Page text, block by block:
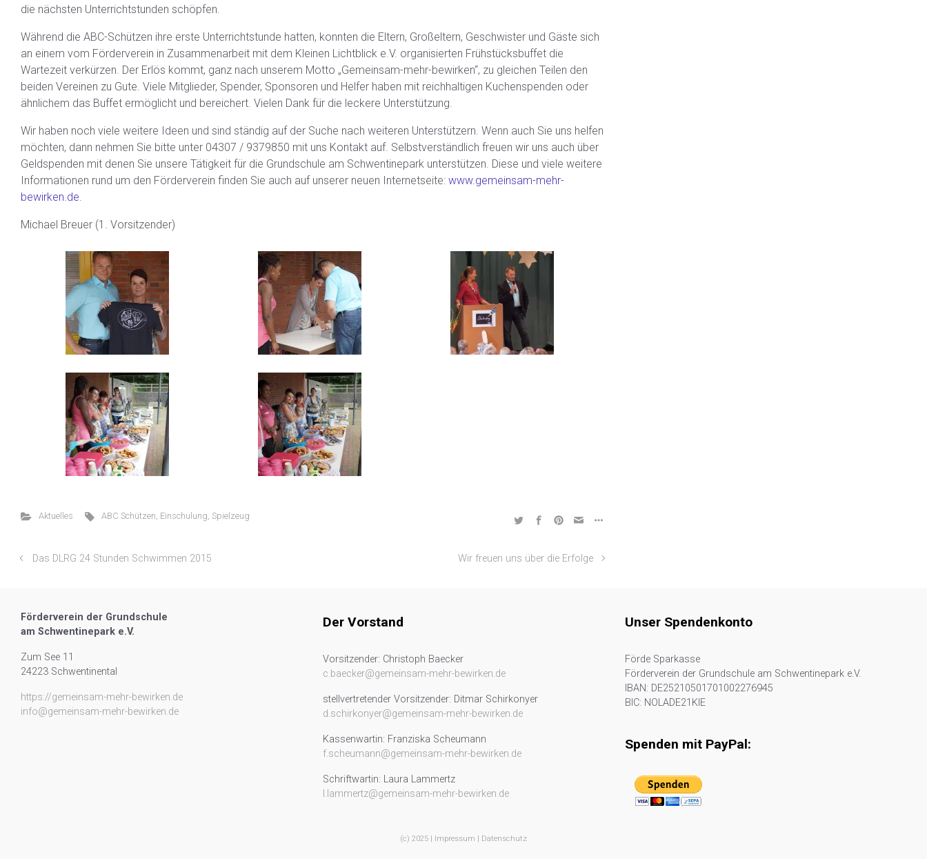
die nächsten Unterrichtstunden schöpfen.
Während die ABC-Schützen ihre erste Unterrichtstunde hatten, konnten die Eltern, Großeltern, Geschwister und Gäste sich
an einem vom Förderverein in Zusammenarbeit mit dem Kleinen Lichtblick e.V. organisierten Frühstücksbuffet die
Wartezeit verkürzen. Der Erlös kommt, ganz nach unserem Motto „Gemeinsam-mehr-bewirken“, zu gleichen Teilen den
beiden Vereinen zu Gute. Viele Mitglieder, Spender, Sponsoren und Helfer haben mit reichhaltigen Kuchenspenden oder
ähnlichem das Buffet ermöglicht und bereichert. Vielen Dank für die leckere Unterstützung.
Wir haben noch viele weitere Ideen und sind ständig auf der Suche nach weiteren Unterstützern. Wenn auch Sie uns helfen
möchten, dann nehmen Sie bitte unter 04307 / 9379850 mit uns Kontakt auf. Selbstverständlich freuen wir uns auch über
Geldspenden mit denen Sie unsere Tätigkeit für die Grundschule am Schwentinepark unterstützen. Diese und viele weitere
Informationen rund um den Förderverein finden Sie auch auf unserer neuen Internetseite: www.gemeinsam-mehr-
bewirken.de.
Michael Breuer (1. Vorsitzender)
Aktuelles ABC Schützen, Einschulung, Spielzeug
Das DLRG 24 Stunden Schwimmen 2015 Wir freuen uns über die Erfolge
Förderverein der Grundschule
am Schwentinepark e.V.
Zum See 11
24223 Schwentinental
https://gemeinsam-mehr-bewirken.de
info@gemeinsam-mehr-bewirken.de
Der Vorstand
Vorsitzender: Christoph Baecker
c.baecker@gemeinsam-mehr-bewirken.de
stellvertretender Vorsitzender: Ditmar Schirkonyer
d.schirkonyer@gemeinsam-mehr-bewirken.de
Kassenwartin: Franziska Scheumann
f.scheumann@gemeinsam-mehr-bewirken.de
Schriftwartin: Laura Lammertz
l.lammertz@gemeinsam-mehr-bewirken.de
Unser Spendenkonto
Förde Sparkasse
Förderverein der Grundschule am Schwentinepark e.V.
IBAN: DE25210501701002276945
BIC: NOLADE21KIE
Spenden mit PayPal:
(c) 2025 | Impressum | Datenschutz